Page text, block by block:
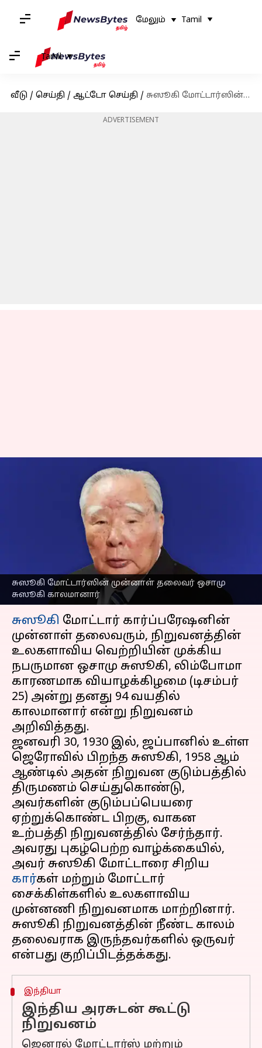
மேலும் Tamil
Tamil
வீடு / செய்தி / ஆட்டோ செய்தி / சுஸூகி மோட்டார்ஸின் முன்னாள் தலைவர் ஒசாமு சுஸூகி உடல்நலக்குறைவால் காலமானார்
ADVERTISEMENT
சுஸூகி மோட்டார்ஸின் முன்னாள் தலைவர் ஒசாமு
சுஸூகி காலமானார்
சுஸூகி மோட்டார்ஸின்
முன்னாள் தலைவர்
ஒசாமு சுஸூகி
உடல்நலக்குறைவால்
காலமானார்
Sekar Chinnappan Dec 27, 2024 02:11 pm
செய்தி முன்னோட்டம்
சுஸூகி மோட்டார் கார்ப்பரேஷனின்
முன்னாள் தலைவரும், நிறுவனத்தின்
உலகளாவிய வெற்றியின் முக்கிய
நபருமான ஒசாமு சுஸூகி, லிம்போமா
காரணமாக வியாழக்கிழமை (டிசம்பர்
25) அன்று தனது 94 வயதில்
காலமானார் என்று நிறுவனம்
அறிவித்தது.
ஜனவரி 30, 1930 இல், ஜப்பானில் உள்ள
ஜெரோவில் பிறந்த சுஸூகி, 1958 ஆம்
ஆண்டில் அதன் நிறுவன குடும்பத்தில்
திருமணம் செய்துகொண்டு,
அவர்களின் குடும்பப்பெயரை
ஏற்றுக்கொண்ட பிறகு, வாகன
உற்பத்தி நிறுவனத்தில் சேர்ந்தார்.
அவரது புகழ்பெற்ற வாழ்க்கையில்,
அவர் சுஸூகி மோட்டாரை சிறிய
கார்கள் மற்றும் மோட்டார்
சைக்கிள்களில் உலகளாவிய
முன்னணி நிறுவனமாக மாற்றினார்.
சுஸூகி நிறுவனத்தின் நீண்ட காலம்
தலைவராக இருந்தவர்களில் ஒருவர்
இந்தியா
இந்திய அரசுடன் கூட்டு
நிறுவனம்
ஜெனரல் மோட்டார்ஸ் மற்றும்